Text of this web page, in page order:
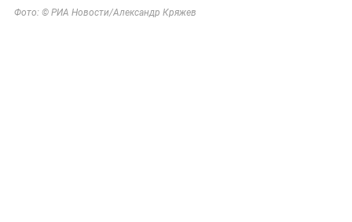
Фото: © РИА Новости/Александр Кряжев